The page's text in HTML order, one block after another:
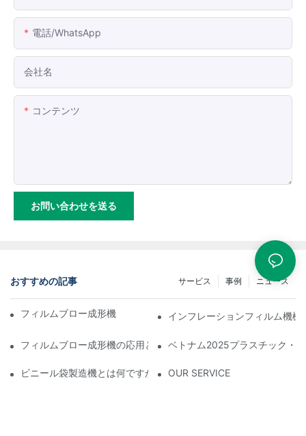
電話/WhatsApp
会社名
コンテンツ
お問い合わせを送る
おすすめの記事 ニュース
事例
サービス
フィルムブロー成形機のメンテナンスポイントインフレーションフィルム機
フィルムブロー成形機の応用と開発動向ベトナム2025プラスチック・
ビニール袋製造機とは何ですか？ OUR SERVICE